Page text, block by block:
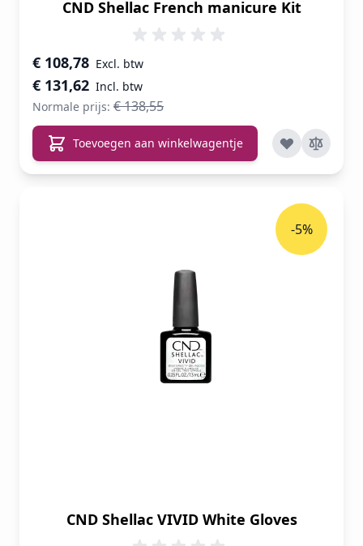
CND Shellac French manicure Kit
Speciale prijs
€ 131,62
€ 108,78
Normale prijs: € 138,55
Toevoegen aan winkelwagentje
CND Shellac VIVID White Gloves
-5%